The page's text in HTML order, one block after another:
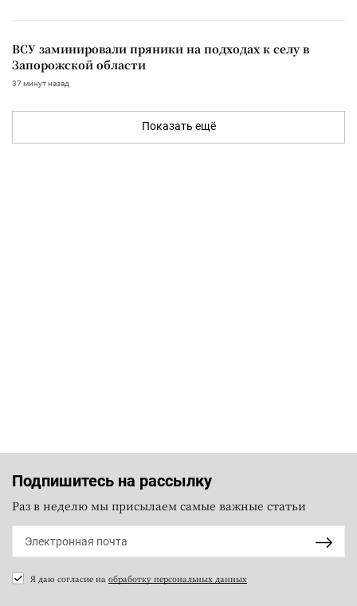
ВСУ заминировали пряники на подходах к селу в
Запорожской области
37 минут назад
Показать ещё
Подпишитесь на рассылку
Раз в неделю мы присылаем самые важные статьи
Я даю согласие на обработку персональных данных